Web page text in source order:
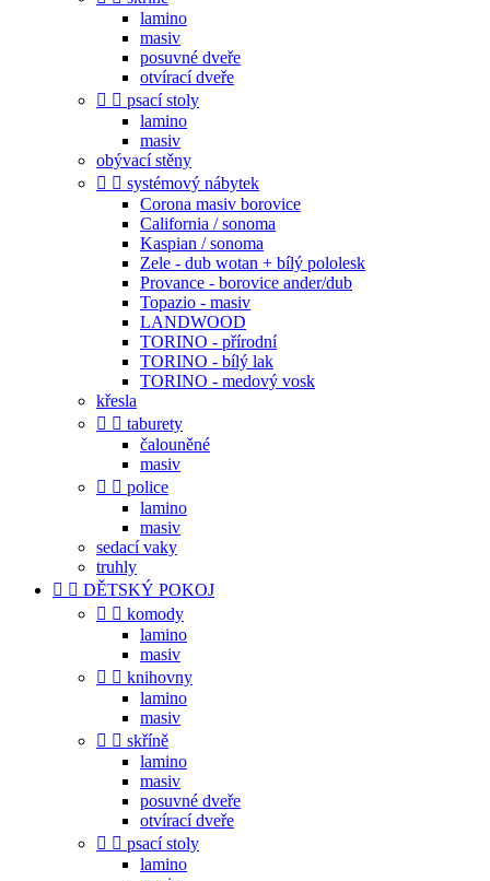
lamino
masiv
posuvné dveře
otvírací dveře
  psací stoly
lamino
masiv
obývací stěny
  systémový nábytek
Corona masiv borovice
California / sonoma
Kaspian / sonoma
Zele - dub wotan + bílý pololesk
Provance - borovice ander/dub
Topazio - masiv
LANDWOOD
TORINO - přírodní
TORINO - bílý lak
TORINO - medový vosk
křesla
  taburety
čalouněné
masiv
  police
lamino
masiv
sedací vaky
truhly
  DĚTSKÝ POKOJ
  komody
lamino
masiv
  knihovny
lamino
masiv
  skříně
lamino
masiv
posuvné dveře
otvírací dveře
  psací stoly
lamino